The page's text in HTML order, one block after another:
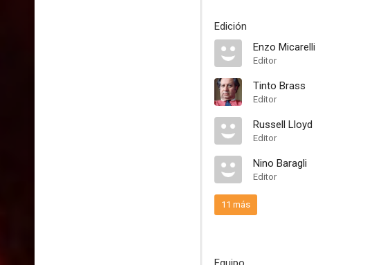
Edición
Enzo Micarelli
Editor
Tinto Brass
Editor
Russell Lloyd
Editor
Nino Baragli
Editor
11 más